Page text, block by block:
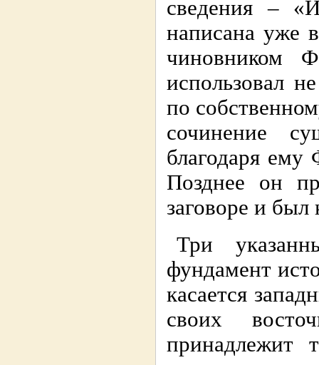
сведения –
написана уже
чиновником
использовал
по
сочинение
благодаря ему
Позднее он
заговоре и был
Три
фундамент
касается
своих
принадлежит